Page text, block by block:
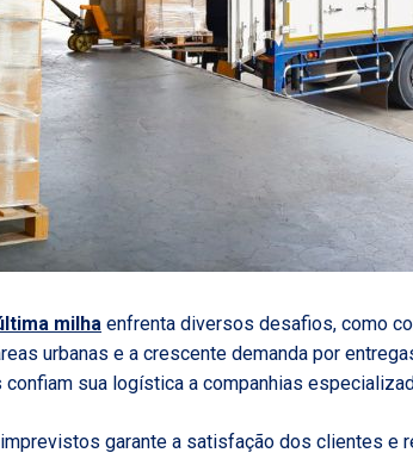
milha enfrenta diversos desafios, como
urbanas e a crescente demanda por
sua logística a companhias
garante a satisfação dos clientes e